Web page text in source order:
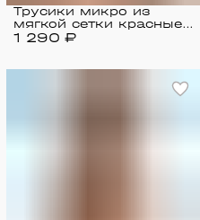
1 290 ₽
Трусики микро из
мягкой сетки красные/
Mesh